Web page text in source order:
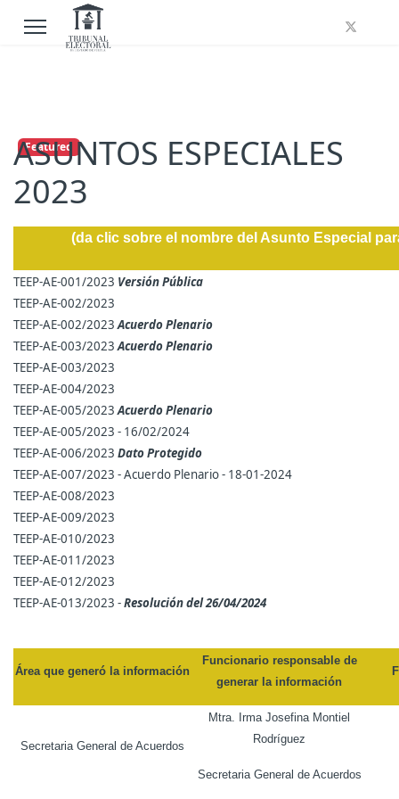
Featured
ASUNTOS ESPECIALES
2023
(da clic sobre el nombre del Asunto Especial
TEEP-AE-001/2023 Versión Pública
TEEP-AE-002/2023
TEEP-AE-002/2023Acuerdo Plenario
TEEP-AE-003/2023Acuerdo Plenario
TEEP-AE-003/2023
TEEP-AE-004/2023
TEEP-AE-005/2023Acuerdo Plenario
TEEP-AE-005/2023 - 16/02/2024
TEEP-AE-006/2023 Dato Protegido
TEEP-AE-007/2023 - Acuerdo Plenario - 18-01-2024
TEEP-AE-008/2023
TEEP-AE-009/2023
TEEP-AE-010/2023
TEEP-AE-011/2023
TEEP-AE-012/2023
TEEP-AE-013/2023 -Resolución del 26/04/2024
Área que generó la información
Funcionario responsable de
generar la información
Secretaria General de Acuerdos
Mtra. Irma Josefina Montiel
Rodríguez
Secretaria General de Acuerdos